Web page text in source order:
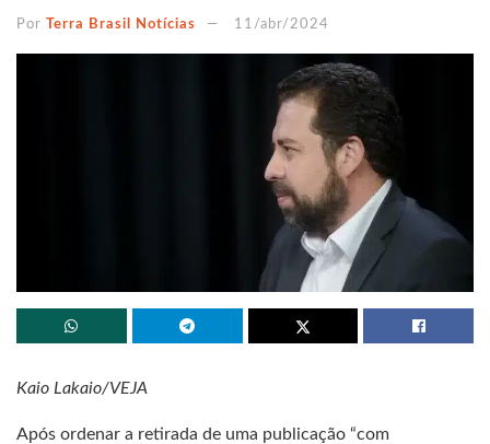
Por Terra Brasil Notícias 11/abr/2024
Kaio Lakaio/VEJA
Após ordenar a retirada de uma publicação “com